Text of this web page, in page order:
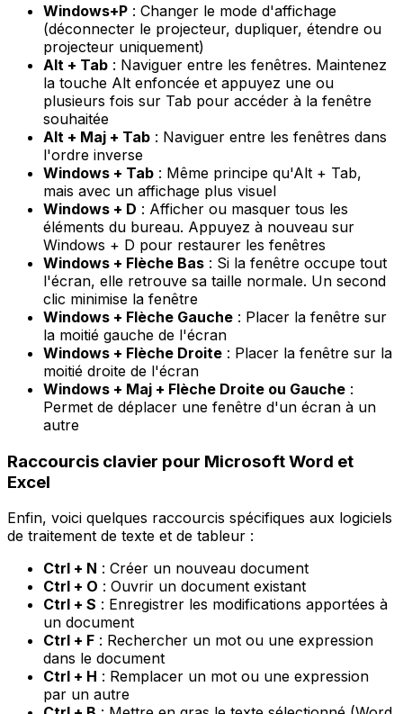
Windows+P : Changer le mode d'affichage
(déconnecter le projecteur, dupliquer, étendre ou
projecteur uniquement)
Alt + Tab : Naviguer entre les fenêtres. Maintenez
la touche Alt enfoncée et appuyez une ou
plusieurs fois sur Tab pour accéder à la fenêtre
souhaitée
Alt + Maj + Tab : Naviguer entre les fenêtres dans
l'ordre inverse
Windows + Tab : Même principe qu'Alt + Tab,
mais avec un affichage plus visuel
Windows + D : Afficher ou masquer tous les
éléments du bureau. Appuyez à nouveau sur
Windows + D pour restaurer les fenêtres
Windows + Flèche Bas : Si la fenêtre occupe tout
l'écran, elle retrouve sa taille normale. Un second
clic minimise la fenêtre
Windows + Flèche Gauche : Placer la fenêtre sur
la moitié gauche de l'écran
Windows + Flèche Droite : Placer la fenêtre sur la
moitié droite de l'écran
Windows + Maj + Flèche Droite ou Gauche :
Permet de déplacer une fenêtre d'un écran à un
autre
Raccourcis clavier pour Microsoft Word et
Excel
Enfin, voici quelques raccourcis spécifiques aux logiciels
de traitement de texte et de tableur :
Ctrl + N : Créer un nouveau document
Ctrl + O : Ouvrir un document existant
Ctrl + S : Enregistrer les modifications apportées à
un document
Ctrl + F : Rechercher un mot ou une expression
dans le document
Ctrl + H : Remplacer un mot ou une expression
par un autre